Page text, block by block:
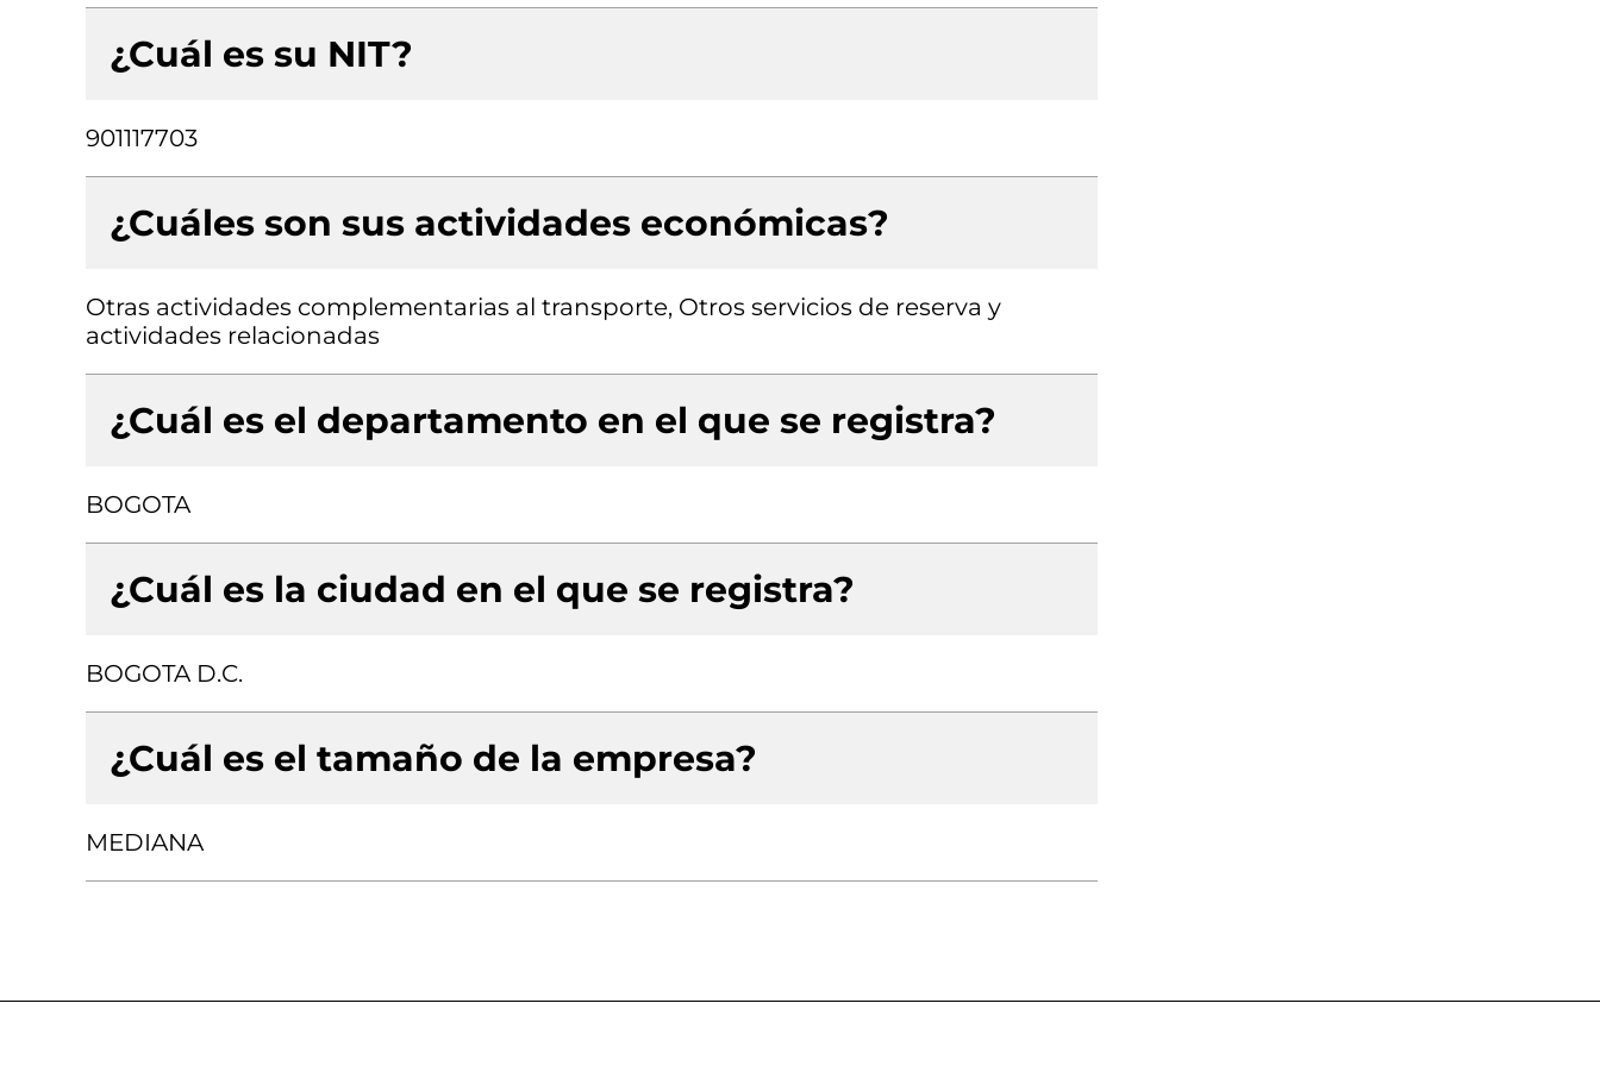
¿Cuál es su NIT?
901117703
¿Cuáles son sus actividades económicas?
Otras actividades complementarias al transporte, Otros servicios de reserva y
actividades relacionadas
¿Cuál es el departamento en el que se registra?
BOGOTA
¿Cuál es la ciudad en el que se registra?
BOGOTA D.C.
¿Cuál es el tamaño de la empresa?
MEDIANA